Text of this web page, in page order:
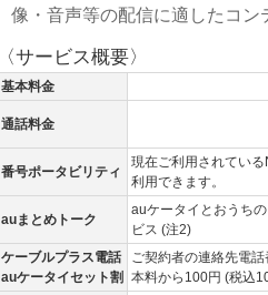
像・音声等の配信に適したコン
〈サービス概要〉
基本料金
通話料金
番号ポータビリティ
現在ご利用されてい
利用できます。
auまとめトーク
auケータイとおうち
ビス (注2)
ケーブルプラス電話
auケータイセット割
ご契約者の連絡先電
本料から100円 (税込